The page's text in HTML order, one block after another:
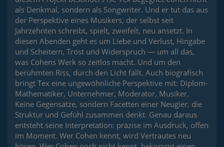
als Denkmal, sondern als Songwriter. Und er tut das aus
der Perspektive eines Musikers, der selbst seit
Jahrzehnten schreibt, spielt, zweifelt, neu ansetzt. In
diesen Abenden geht es um Liebe und Verlust, Hingabe
und Scheitern, Trost und Widerspruch — um all das,
was Cohens Werk so zeitlos macht. Und um den
berühmten Riss, durch den Licht fällt. Auch biografisch
bringt Tex eine ungewöhnliche Perspektive mit: Diplom-
Mathematiker, Unternehmer, Moderator, Musiker.
Keine Gegensätze, sondern Facetten einer Neugier, die
Struktur und Gefühl zusammen denkt. Genau daraus
entsteht seine Interpretation: präzise im Ausdruck, offen
im Moment. Wer Cohen kennt, wird Vertrautes neu